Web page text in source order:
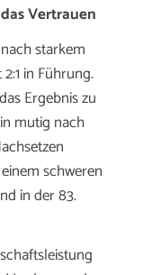
Vertrauen
starkem
in Führung.
Ergebnis zu
mutig nach
schweren
in der 83.